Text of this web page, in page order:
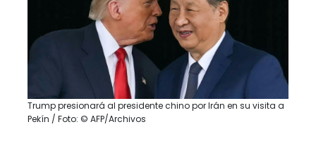
Trump presionará al presidente chino por Irán en su visita a
Pekín / Foto: © AFP/Archivos